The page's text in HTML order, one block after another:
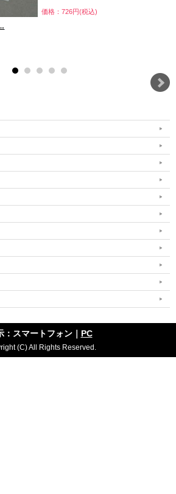
価格：726円(税込)
：スマートフォン｜ PC
(C) All Rights Reserved.